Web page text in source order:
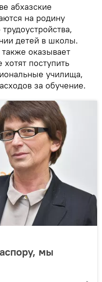
абхазские
на родину
детей в школы.
оказывает
поступить
училища,
за обучение.
мы